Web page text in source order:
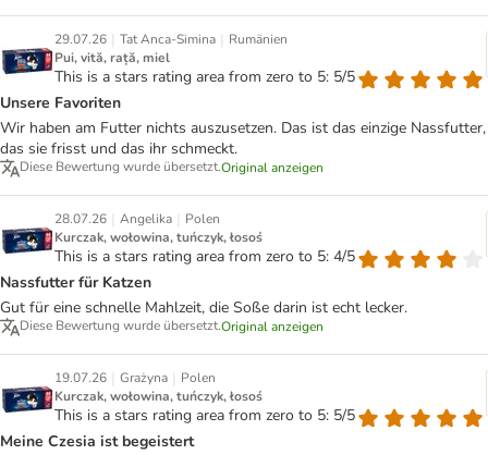
29.07.26 | Tat Anca-Simina | Rumänien
Pui, vită, rață, miel
This is a stars rating area from zero to 5: 5/5
Unsere Favoriten
Wir haben am Futter nichts auszusetzen. Das ist das einzige Nassfutter,
das sie frisst und das ihr schmeckt.
Diese Bewertung wurde übersetzt.Original anzeigen
28.07.26 | Angelika | Polen
Kurczak, wołowina, tuńczyk, łosoś
This is a stars rating area from zero to 5: 4/5
Nassfutter für Katzen
Gut für eine schnelle Mahlzeit, die Soße darin ist echt lecker.
Diese Bewertung wurde übersetzt.Original anzeigen
19.07.26 | Grażyna | Polen
Kurczak, wołowina, tuńczyk, łosoś
This is a stars rating area from zero to 5: 5/5
Meine Czesia ist begeistert